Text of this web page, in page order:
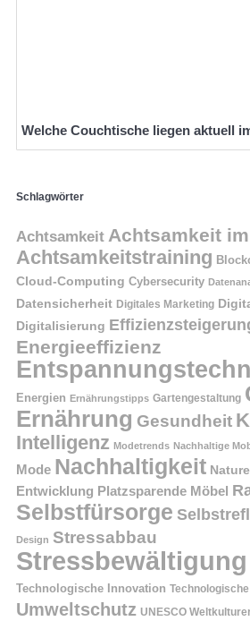
Welche Couchtische liegen aktuell
Schlagwörter
Achtsamkeit Achtsamkeit
Achtsamkeitstraining
Cloud-Computing Cybersecurity
Datensicherheit Digitales Marketing
Digitalisierung
Energieeffizienz
Energien Ernährungstipps Gartengestaltung
Ernährung Gesundheit
Intelligenz Modetrends Nachhaltige
Mode Nachhaltigkeit
Entwicklung Platzsparende Möbel
Selbstfürsorge
Design Stressabbau
Stressbewältigung
Technologische Innovation
Umweltschutz UNESCO